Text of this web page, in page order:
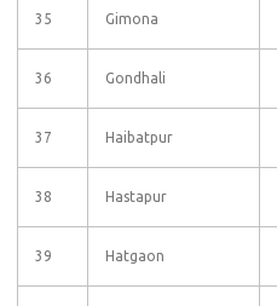
35 Gimona
36 Gondhali
37 Haibatpur
38 Hastapur
39 Hatgaon